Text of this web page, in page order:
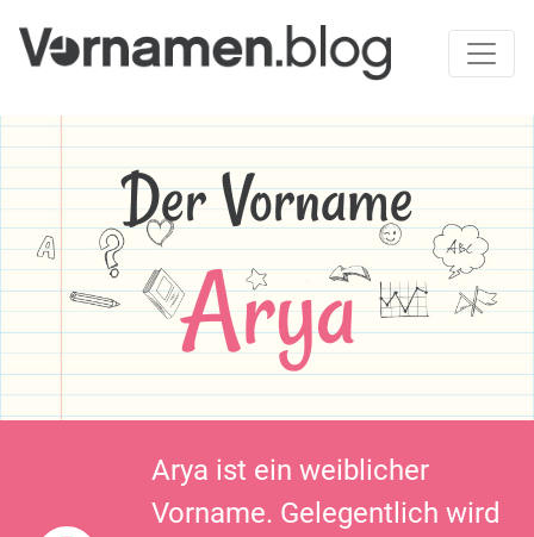
Der Vorname
Arya
Arya ist ein weiblicher
Vorname. Gelegentlich wird